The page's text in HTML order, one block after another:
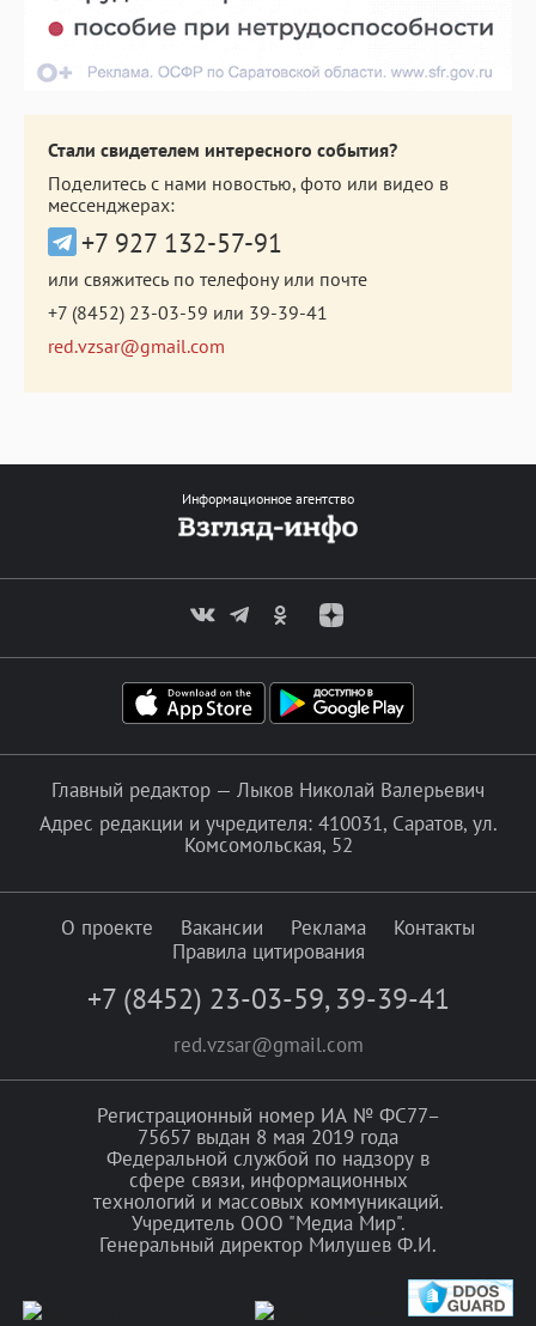
Стали свидетелем интересного события?
Поделитесь с нами новостью, фото или видео в
мессенджерах:
+7 927 132-57-91
или свяжитесь по телефону или почте
+7 (8452) 23-03-59 или 39-39-41
red.vzsar@gmail.com
Информационное агентство
Главный редактор — Лыков Николай Валерьевич
Адрес редакции и учредителя: 410031, Саратов, ул.
Комсомольская, 52
О проекте Вакансии Реклама
Контакты
Правила цитирования
+7 (8452) 23-03-59, 39-39-41
red.vzsar@gmail.com
Регистрационный номер ИА № ФС77–
75657 выдан 8 мая 2019 года
Федеральной службой по надзору в
сфере связи, информационных
технологий и массовых коммуникаций.
Учредитель ООО "Медиа Мир".
Генеральный директор Милушев Ф.И.